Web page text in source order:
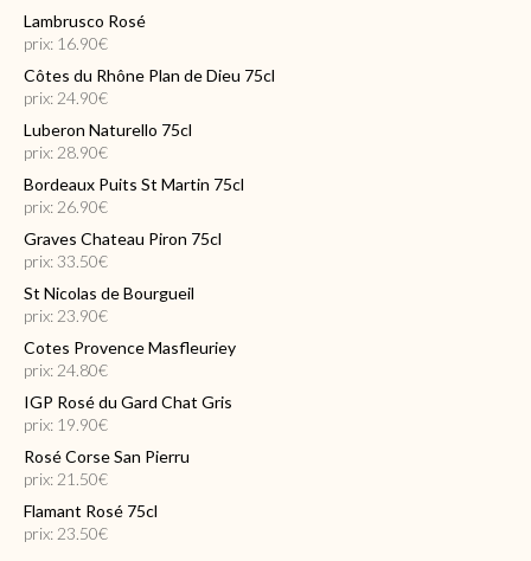
Lambrusco Rosé
prix: 16.90€
Côtes du Rhône Plan de Dieu 75cl
prix: 24.90€
Luberon Naturello 75cl
prix: 28.90€
Bordeaux Puits St Martin 75cl
prix: 26.90€
Graves Chateau Piron 75cl
prix: 33.50€
St Nicolas de Bourgueil
prix: 23.90€
Cotes Provence Masfleuriey
prix: 24.80€
IGP Rosé du Gard Chat Gris
prix: 19.90€
Rosé Corse San Pierru
prix: 21.50€
Flamant Rosé 75cl
prix: 23.50€